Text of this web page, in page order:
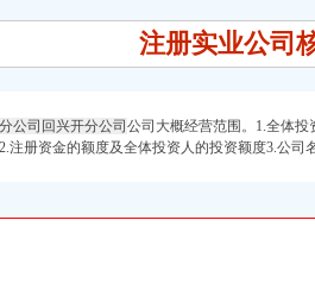
注册实业公司
公司回兴开分公司 公司大概经营范围。1.全体
注册资金的额度及全体投资人的投资额度3.公司